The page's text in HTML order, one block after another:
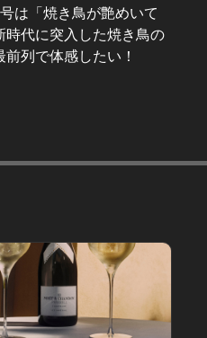
は「焼き鳥が艶めいて
時代に突入した焼き鳥の
列で体感したい！